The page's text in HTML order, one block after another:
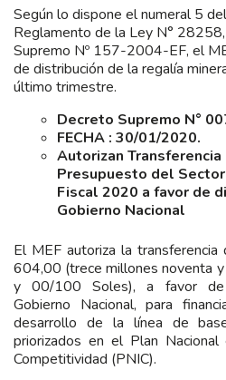
Según lo dispone el numeral 5
Reglamento de la Ley N°
Supremo Nº 157-2004-EF, el
de distribución de la regalía
último trimestre.
Decreto Supremo N°
FECHA : 30/01/2020.
Autorizan
Presupuesto del
Fiscal 2020 a favor de
Gobierno Nacional
El MEF autoriza la
604,00 (trece millones noventa
y 00/100 Soles), a favor de
Gobierno Nacional, para
desarrollo de la línea de
priorizados en el Plan
Competitividad (PNIC).